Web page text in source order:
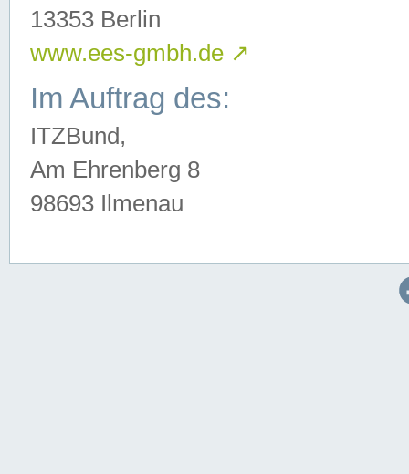
13353 Berlin
www.ees-gmbh.de ↗
Im Auftrag des:
ITZBund,
Am Ehrenberg 8
98693 Ilmenau